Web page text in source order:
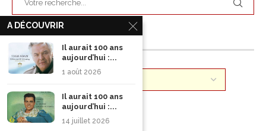
ARCHIVES
A DÉCOUVRIR
Il aurait 100 ans
aujourd’hui :...
1 août 2026
Il aurait 100 ans
aujourd’hui :...
14 juillet 2026